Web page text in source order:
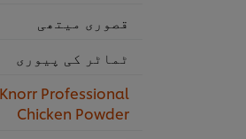
قصوری میتھی
ٹماٹر کی پیوری
Knorr Professional
Chicken Powder